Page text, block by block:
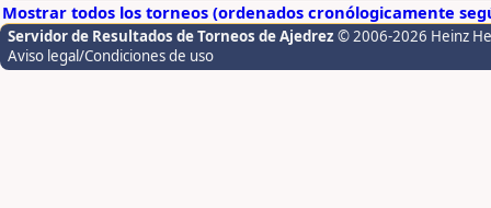
Mostrar todos los torneos (ordenados cronólogicamente
Servidor de Resultados de Torneos de Ajedrez © 2006-2026 Heinz
Aviso legal/Condiciones de uso